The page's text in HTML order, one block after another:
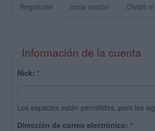
Regístrate inicia sesión Olvidé
Información de la cuenta
Nick: *
Los espacios están permitidos, pero los
Dirección de correo electrónico: *